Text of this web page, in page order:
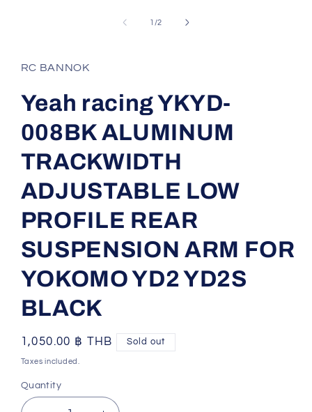
1 /of
2
RC BANNOK
Yeah racing YKYD-
008BK ALUMINUM
TRACKWIDTH
ADJUSTABLE LOW
PROFILE REAR
SUSPENSION ARM FOR
YOKOMO YD2 YD2S
BLACK
Regular
price
1,050.00 ฿ THB Sold out
Taxes included.
Quantity